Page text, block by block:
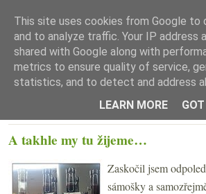
☰ Menu
A takhle my tu žijeme…
Zaskočil jsem
sámošky a
This site uses cookies from Google to
and to analyze traffic. Your IP address
shared with Google along with
metrics to ensure quality of service,
statistics, and to detect and address
LEARN MORE